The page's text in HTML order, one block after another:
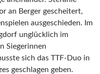
an Berger gescheitert,
ausgeschieden. Im
unglücklich im
Siegerinnen
sich das TTF-Duo in
geschlagen geben.